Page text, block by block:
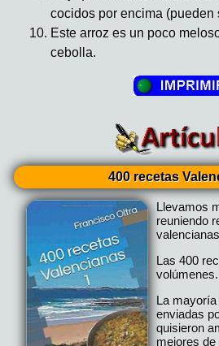
cocidos por encima (pueden
Este arroz es un poco
cebolla.
400 recetas
Llevamos
reuniendo
Las 400
volúmenes.
La
enviadas
quisieron
mejores